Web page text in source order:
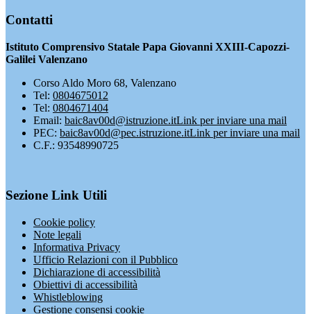
Contatti
Istituto Comprensivo Statale Papa Giovanni XXIII-Capozzi-
Galilei Valenzano
Corso Aldo Moro 68, Valenzano
Tel: 0804675012
Tel: 0804671404
Email: baic8av00d@istruzione.itLink per inviare una mail
PEC: baic8av00d@pec.istruzione.itLink per inviare una mail
C.F.: 93548990725
Sezione Link Utili
Cookie policy
Note legali
Informativa Privacy
Ufficio Relazioni con il Pubblico
Dichiarazione di accessibilità
Obiettivi di accessibilità
Whistleblowing
Gestione consensi cookie